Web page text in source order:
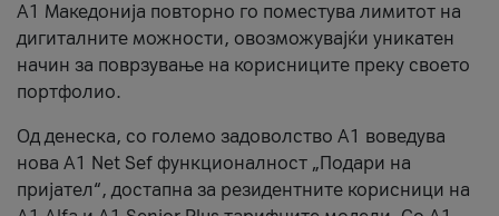
А1 Македонија повторно го поместува лимитот на
дигиталните можности, овозможувајќи уникатен
начин за поврзување на корисниците преку своето
портфолио.
Од денеска, со големо задоволство А1 воведува
нова A1 Net Sef функционалност „Подари на
пријател“, достапна за резидентните корисници на